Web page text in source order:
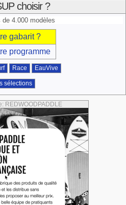
choisir ?
de 4.000 modèles
gabarit ?
programme
Race EauVive
sélections
REDWOODPADDLE